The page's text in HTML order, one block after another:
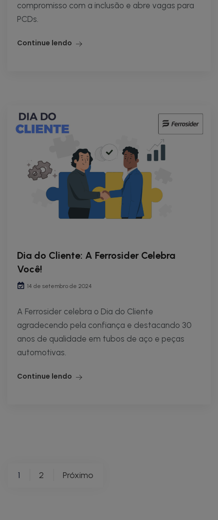
compromisso com a inclusão e abre vagas para
PCDs.
Continue lendo
Dia do Cliente: A Ferrosider Celebra
Você!
14 de setembro de 2024
A Ferrosider celebra o Dia do Cliente
agradecendo pela confiança e destacando 30
anos de qualidade em tubos de aço e peças
automotivas.
Continue lendo
Paginação
1 2 Próximo